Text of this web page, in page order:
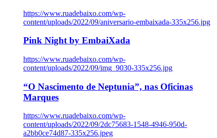
https://www.ruadebaixo.com/wp-
content/uploads/2022/09/aniversario-embaixada-335x256.jpg
Pink Night by EmbaiXada
https://www.ruadebaixo.com/wp-
content/uploads/2022/09/img_9030-335x256.jpg
“O Nascimento de Neptunia”, nas Oficinas
Marques
https://www.ruadebaixo.com/wp-
content/uploads/2022/09/2dc75683-1548-4946-950d-
a2bb0ce74d87-335x256.jpeg